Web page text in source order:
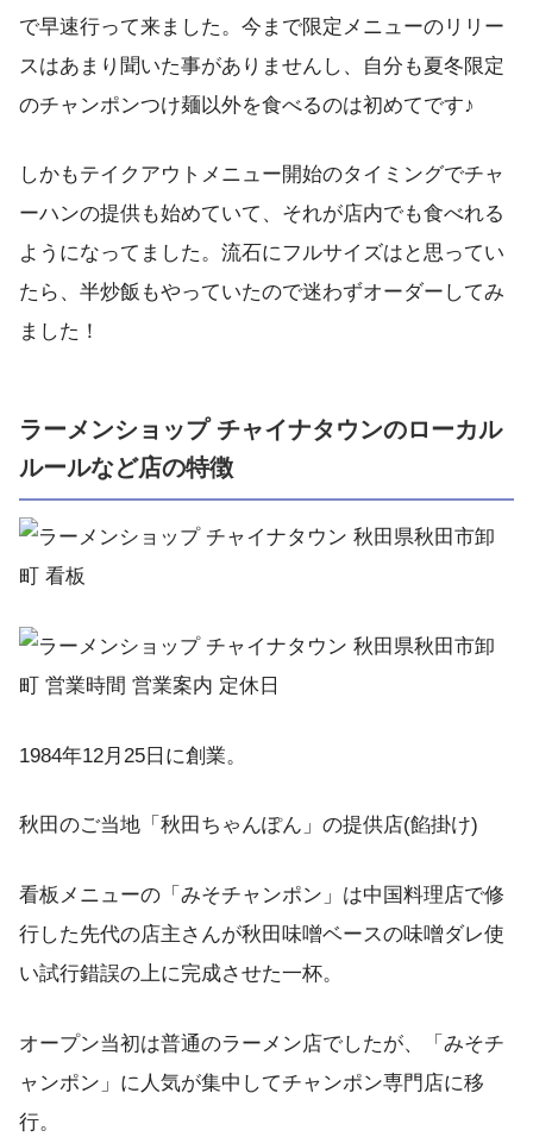
で早速行って来ました。今まで限定メニューのリリー
スはあまり聞いた事がありませんし、自分も夏冬限定
のチャンポンつけ麺以外を食べるのは初めてです♪
しかもテイクアウトメニュー開始のタイミングでチャ
ーハンの提供も始めていて、それが店内でも食べれる
ようになってました。流石にフルサイズはと思ってい
たら、半炒飯もやっていたので迷わずオーダーしてみ
ました！
ラーメンショップ チャイナタウンのローカル
ルールなど店の特徴
1984年12月25日に創業。
秋田のご当地「秋田ちゃんぽん」の提供店(餡掛け)
看板メニューの「みそチャンポン」は中国料理店で修
行した先代の店主さんが秋田味噌ベースの味噌ダレ使
い試行錯誤の上に完成させた一杯。
オープン当初は普通のラーメン店でしたが、「みそチ
ャンポン」に人気が集中してチャンポン専門店に移
行。